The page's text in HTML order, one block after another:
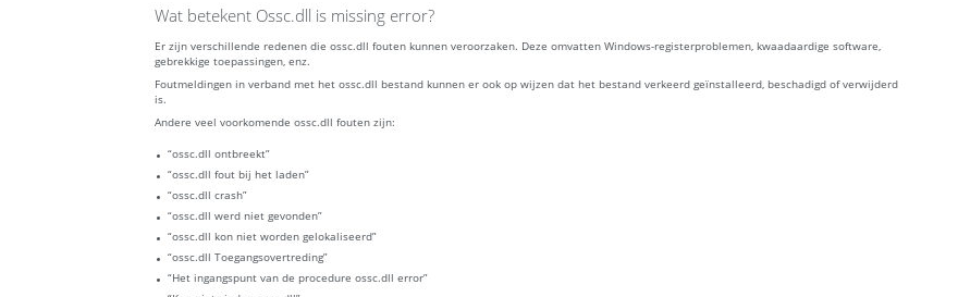
Wat betekent Ossc.dll is missing error?
Er zijn verschillende redenen die ossc.dll fouten kunnen veroorzaken. Deze omvatten Windows-registerproblemen, kwaadaardige software,
gebrekkige toepassingen, enz.
Foutmeldingen in verband met het ossc.dll bestand kunnen er ook op wijzen dat het bestand verkeerd geïnstalleerd, beschadigd of verwijderd
is.
Andere veel voorkomende ossc.dll fouten zijn:
“ossc.dll ontbreekt”
“ossc.dll fout bij het laden”
“ossc.dll crash”
“ossc.dll werd niet gevonden”
“ossc.dll kon niet worden gelokaliseerd”
“ossc.dll Toegangsovertreding”
“Het ingangspunt van de procedure ossc.dll error”